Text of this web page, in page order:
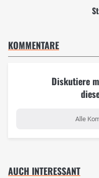
KOMMENTARE
Diskutiere
Alle
AUCH INTERESSANT